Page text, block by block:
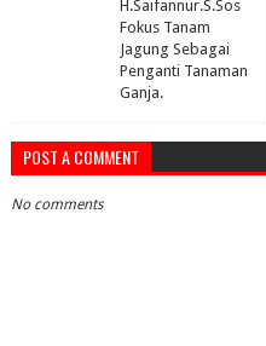
H.Saifannur.S.Sos
Fokus Tanam
Jagung Sebagai
Penganti Tanaman
Ganja.
POST A COMMENT
No comments